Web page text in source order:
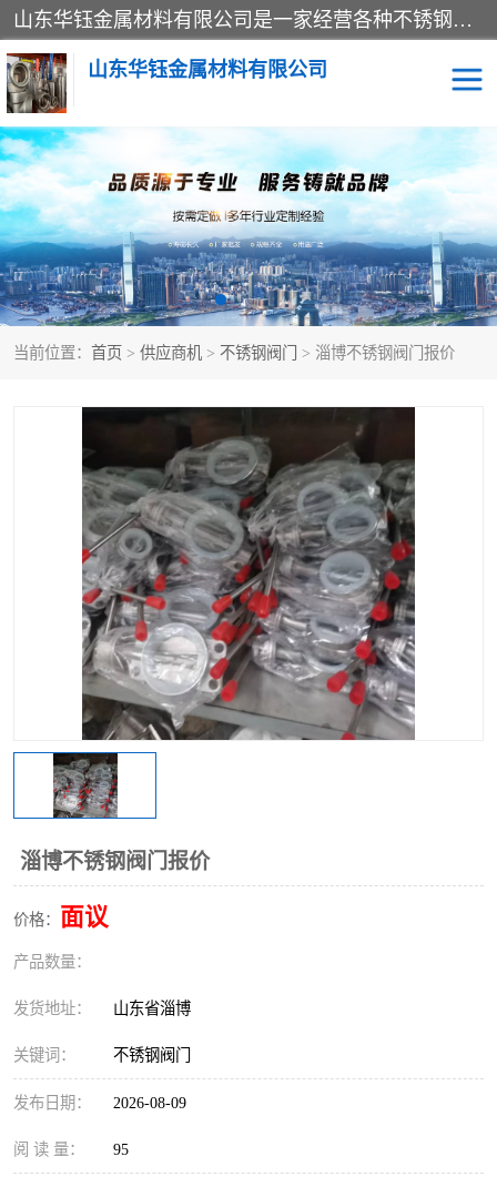
山东华钰金属材料有限公司是一家经营各种不锈钢管材、板材、圆钢、法兰、封头、型材等产品的公司；主营产品有：不锈钢管，激光切割，管件标准件，不锈钢圆钢，不锈钢人孔，不锈钢亮管，不锈钢角钢，不锈钢加工，不锈钢管子，不锈钢工业方管，不锈钢封头，不锈钢法兰，不锈钢阀门，不锈钢槽钢，不锈钢扁钢，不锈钢板等；可为客户制作各种规格的型材及不锈钢配件、非标准件及各种容器具等，能满足客户的不同采购要求。
山东华钰金属材料有限公司
当前位置： 首页 > 供应商机 > 不锈钢阀门 > 淄博不锈钢阀门报价
淄博不锈钢阀门报价
价格： 面议
产品数量：
发货地址： 山东省淄博
关键词： 不锈钢阀门
发布日期： 2026-08-09
阅 读 量： 95
不锈钢管 激光切割
管件标准件 不锈钢圆钢
不锈钢人孔 不锈钢亮管
不锈钢角钢 不锈钢加工
不锈钢板 不锈钢工业方管
不锈钢封头 不锈钢法兰
不锈钢阀门 不锈钢槽钢
不锈钢扁钢